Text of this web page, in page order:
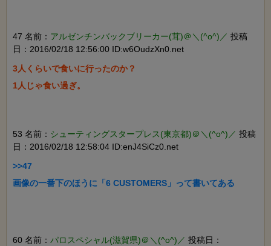
47 名前： アルゼンチンバックブリーカー(茸)＠＼(^o^)／ 投稿
日：2016/02/18 12:56:00 ID:w6OudzXn0.net
3人くらいで食いに行ったのか？
1人じゃ食い過ぎ。
53 名前： シューティングスタープレス(東京都)＠＼(^o^)／ 投稿
日：2016/02/18 12:58:04 ID:enJ4SiCz0.net
>>47
画像の一番下のほうに「6 CUSTOMERS」って書いてある
60 名前： パロスペシャル(滋賀県)＠＼(^o^)／ 投稿日：